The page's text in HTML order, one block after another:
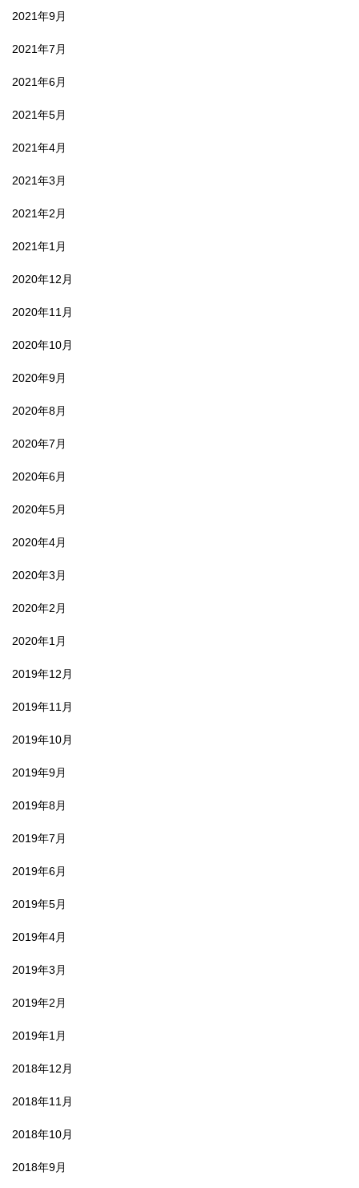
2021年9月
2021年7月
2021年6月
2021年5月
2021年4月
2021年3月
2021年2月
2021年1月
2020年12月
2020年11月
2020年10月
2020年9月
2020年8月
2020年7月
2020年6月
2020年5月
2020年4月
2020年3月
2020年2月
2020年1月
2019年12月
2019年11月
2019年10月
2019年9月
2019年8月
2019年7月
2019年6月
2019年5月
2019年4月
2019年3月
2019年2月
2019年1月
2018年12月
2018年11月
2018年10月
2018年9月